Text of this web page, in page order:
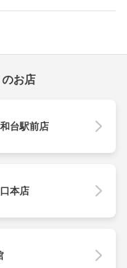
お店
台駅前店
本店